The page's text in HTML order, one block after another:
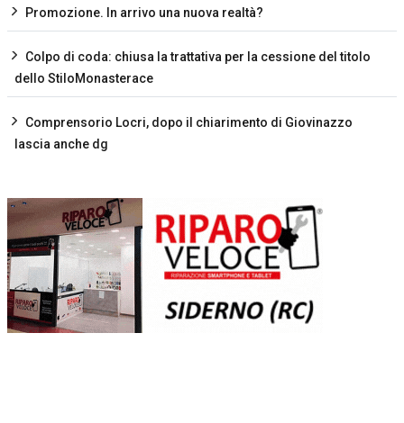
Promozione. In arrivo una nuova realtà?
Colpo di coda: chiusa la trattativa per la cessione del titolo
dello StiloMonasterace
Comprensorio Locri, dopo il chiarimento di Giovinazzo
lascia anche dg